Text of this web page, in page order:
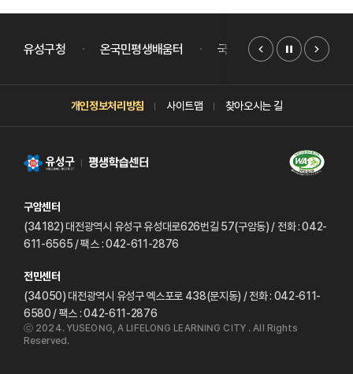
유성구청 온국민평생배움터 국가평생교육진흥원
개인정보처리방침 사이트맵 찾아오시는 길
구암센터
(34182) 대전광역시 유성구 유성대로626번길 57(구암동) / 전화 : 042-
611-6565 / 팩스 : 042-611-2876
전민센터
(34050) 대전광역시 유성구 엑스포로 438(문지동) / 전화 : 042-611-
6580 / 팩스 : 042-611-2876
ⓒ 2024. YUSEONG, A LIFELONG LEARNING CITY . All Rights
Reserved.